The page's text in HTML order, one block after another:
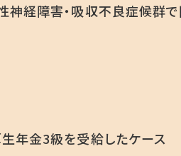
神経障害・吸収不良症候群
年金3級を受給したケース